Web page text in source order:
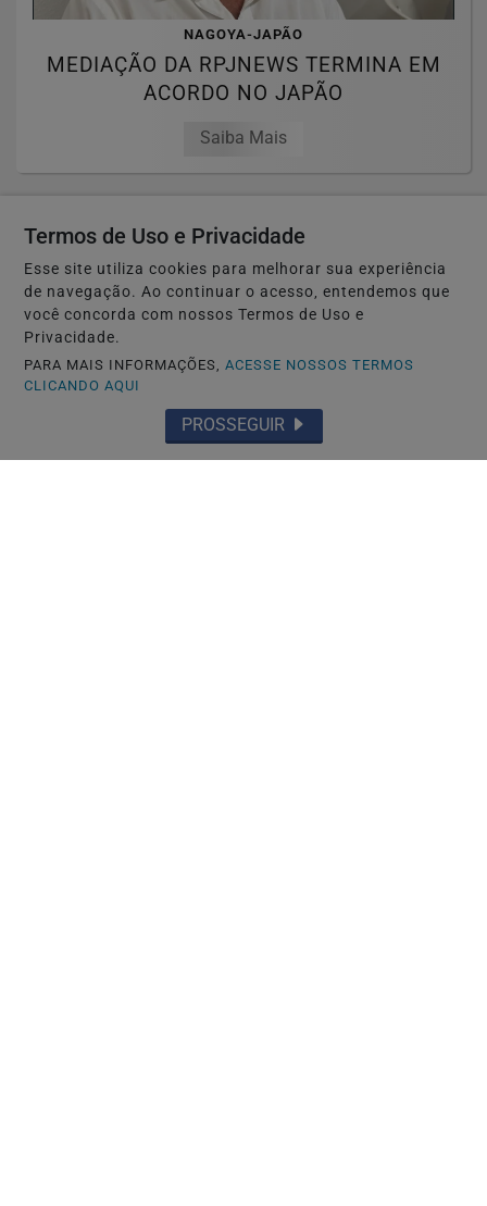
NAGOYA-JAPÃO
MEDIAÇÃO DA RPJNEWS TERMINA EM
ACORDO NO JAPÃO
Saiba Mais
Termos de Uso e Privacidade
Esse site utiliza cookies para melhorar sua experiência
de navegação. Ao continuar o acesso, entendemos que
você concorda com nossos Termos de Uso e
Privacidade.
PARA MAIS INFORMAÇÕES,ACESSE NOSSOS TERMOS
CLICANDO AQUI
PROSSEGUIR